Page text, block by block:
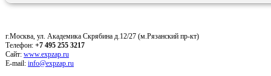
г.Москва, ул. Академика Скрябина д.12/27 (м.Рязанский пр-кт)
Телефон: +7 495 255 3217
Сайт: www.expzap.ru
E-mail: info@expzap.ru